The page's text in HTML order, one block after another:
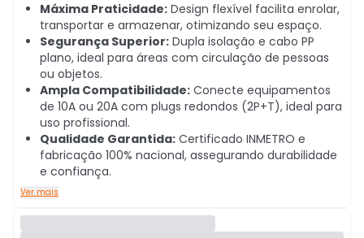
Máxima Praticidade: Design flexível facilita enrolar,
transportar e armazenar, otimizando seu espaço.
Segurança Superior: Dupla isolação e cabo PP
plano, ideal para áreas com circulação de pessoas
ou objetos.
Ampla Compatibilidade: Conecte equipamentos
de 10A ou 20A com plugs redondos (2P+T), ideal para
uso profissional.
Qualidade Garantida: Certificado INMETRO e
fabricação 100% nacional, assegurando durabilidade
e confiança.
Ver mais